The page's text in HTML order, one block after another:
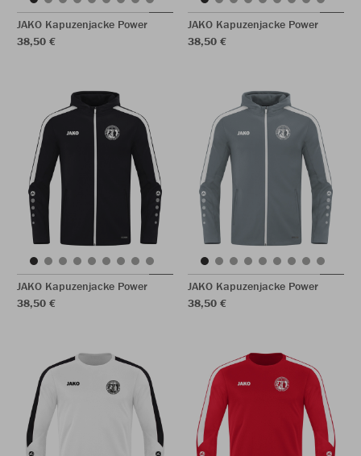
JAKO Kapuzenjacke Power
38,50 €
JAKO Kapuzenjacke Power
38,50 €
JAKO Kapuzenjacke Power
38,50 €
JAKO Kapuzenjacke Power
38,50 €